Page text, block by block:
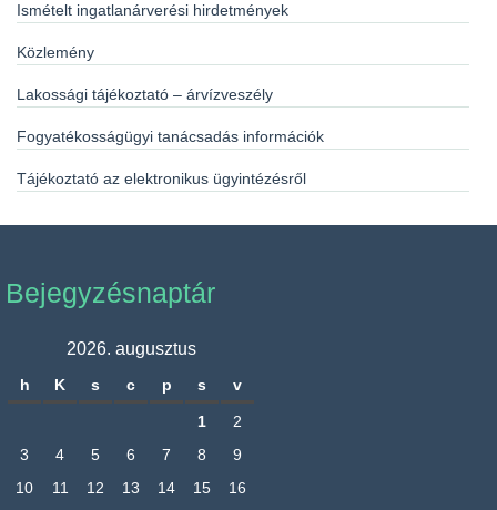
Ismételt ingatlanárverési hirdetmények
Közlemény
Lakossági tájékoztató – árvízveszély
Fogyatékosságügyi tanácsadás információk
Tájékoztató az elektronikus ügyintézésről
Bejegyzésnaptár
2026. augusztus
h K s c p s v
1
2
3
4 5 6 7 8
9
10
11 12 13 14 15
16